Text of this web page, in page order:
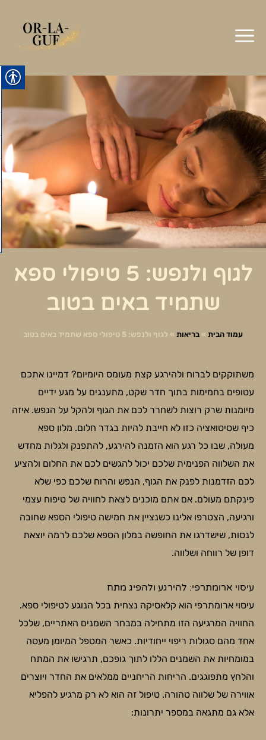
לגוף ולנפש: 5 טיפולי ספא
שתמיד באים בטוב
עמוד הבית » בריאות » לגוף ולנפש: 5 טיפולי ספא שתמיד באים בטוב
משתוקקים לברוח ולהירגע קצת מעומס היומיום? דמיינו אתכם
עטופים בחמימות בתוך חדר שקט, מתענגים על מגע ידיים
מיומנות שרק רוצות לשחרר לכם את הגוף ולהקל על הנפש. איזה
כיף שסיטואציה כזו לא חייבת להיות בגדר חלום. מלון ספא
מעולה, שבו כל רגע הוא הזמנה להירגע, להתפנק ולגלות מחדש
את השלווה הפנימית שלכם יכול להגשים לכם את החלום ולהציע
לכם הזדמנות לפנק את הגוף, הנפש והרוח שלכם כפי שלא
פינקתם מעולם. אם אתם מוכנים לצאת לחוויה של טיפוח עצמי
ורגיעה, הצטרפו אלינו כשנציין את חמישה טיפולי הספא שחובה
לנסות, שישדרגו את החופשה במלון הספא שלכם לרמה יוצאת
דופן של רווחה ושלווה.
עיסוי ארומתרפי: להירגע ולהפיג מתח
עיסוי ארומתרפי הוא קלאסיקה נצחית בכל הנוגע לטיפולי ספא.
החוויה המרגיעה הזו מתחילה במבחר השמנים האתריים, שלכל
אחד מהם סגולות ריפוי ייחודיות. כאשר המטפל המיומן מעסה
במומחיות את השמנים הללו לתוך גופכם, תרגישו את המתח
והלחץ מתפוגגים. הריחות הריחניים ממלאים את החדר ויוצרים
אווירה של שלווה טהורה. טיפול זה הוא לא רק מרגיע להפליא
אלא גם מתגאה במספר יתרונות: